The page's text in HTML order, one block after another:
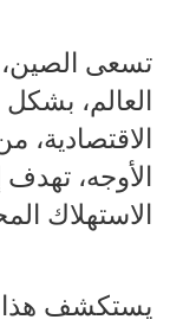
تسعى الصين،
العالم، بشكل
الاقتصادية،
الأوجه، تهدف
الاستهلاك
يستكشف هذا